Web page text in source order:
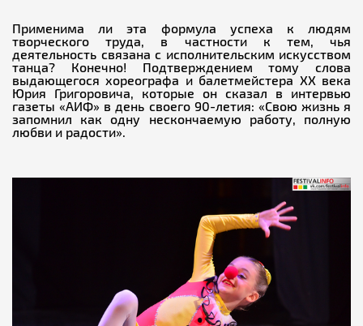
Применима ли эта формула успеха к людям
творческого труда, в частности к тем, чья
деятельность связана с исполнительским искусством
танца? Конечно! Подтверждением тому слова
выдающегося хореографа и балетмейстера ХХ века
Юрия Григоровича, которые он сказал в интервью
газеты «АИФ» в день своего 90-летия: «Свою жизнь я
запомнил как одну нескончаемую работу, полную
любви и радости».